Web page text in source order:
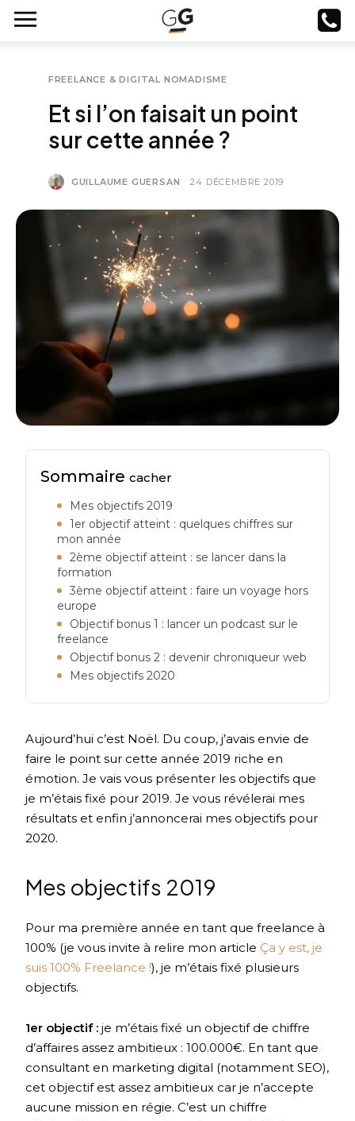
FREELANCE & DIGITAL NOMADISME
Et si l’on faisait un point
sur cette année ?
GUILLAUME GUERSAN 24 DÉCEMBRE 2019
Sommairecacher
Mes objectifs 2019
1er objectif atteint : quelques chiffres sur
mon année
2ème objectif atteint : se lancer dans la
formation
3ème objectif atteint : faire un voyage hors
europe
Objectif bonus 1 : lancer un podcast sur le
freelance
Objectif bonus 2 : devenir chroniqueur web
Mes objectifs 2020
Aujourd’hui c’est Noël. Du coup, j’avais envie de
faire le point sur cette année 2019 riche en
émotion. Je vais vous présenter les objectifs que
je m’étais fixé pour 2019. Je vous révélerai mes
résultats et enfin j’annoncerai mes objectifs pour
2020.
Mes objectifs 2019
Pour ma première année en tant que freelance à
100% (je vous invite à relire mon article Ça y est, je
suis 100% Freelance !), je m’étais fixé plusieurs
objectifs.
1er objectif : je m’étais fixé un objectif de chiffre
d’affaires assez ambitieux : 100.000€. En tant que
consultant en marketing digital (notamment SEO),
cet objectif est assez ambitieux car je n’accepte
aucune mission en régie. C’est un chiffre